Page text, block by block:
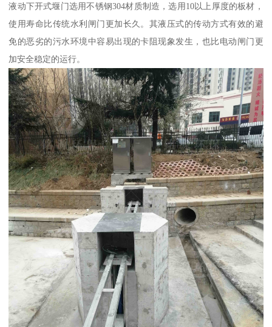
液动下开式堰门选用不锈钢304材质制造，选用10以上厚度的板材，
使用寿命比传统水利闸门更加长久。其液压式的传动方式有效的避
免的恶劣的污水环境中容易出现的卡阻现象发生，也比电动闸门更
加安全稳定的运行。